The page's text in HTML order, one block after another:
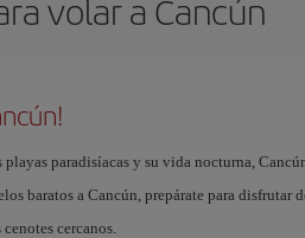
volar a Cancún
playas paradisíacas y su vida nocturna,
baratos a Cancún, prepárate para disfrutar
cercanos.